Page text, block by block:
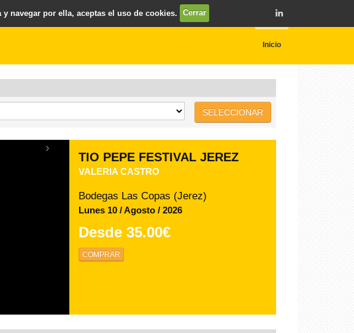
Inicio
SELECCIONAR
›
TIO PEPE FESTIVAL JEREZ
MÓNICA NARANJO
Bodegas Las Copas (Jerez)
Sábado 08 / Agosto / 2026
Desde 68.00€
COMPRAR
navegar por ella, aceptas el uso de cookies. Cerrar